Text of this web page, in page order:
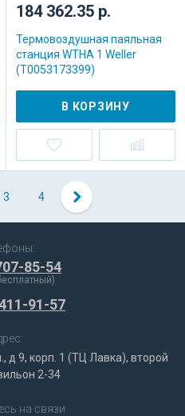
184 362.35 р.
Термовоздушная паяльная
станция WTHA 1 Weller
(T0053173399)
В КОРЗИНУ
3 4
85-54
91-57
д 9, корп. 1 (ТЦ Лавка), второй
2-34
на связи